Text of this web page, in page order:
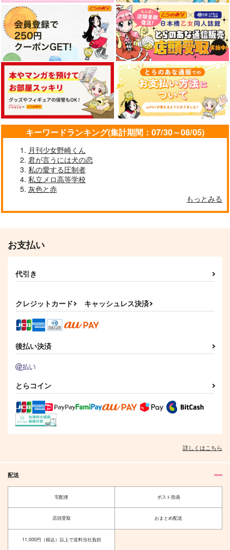
兎と幼児になりまして
【前編】
空音諒歌
629円（税込）
入間銃兎×観音坂独歩
サンプル
作品詳細
アダージョプリモアモ
ーレ
ごまだれ
707円（税込）
入間銃兎×観音坂独歩
サンプル
作品詳細
ミッション！左銃をく
っつけろ！
3SAI
880円（税込）
碧棺左馬刻×入間銃兎
サンプル
作品詳細
No night lasts foreve
787円（税込）
大和敢助×上原由衣
サンプル
597円（税込）
Today Tomorrow and
Forever
315円（税込）
FOREVER YOU!
乳酸菌そーだー
レオナ×女監督生
想ふ
605
嘴平伊之助×神崎アオイ
専売 629円
ヒプノシスマイク
碧棺左馬刻×入間銃兎
サンプル
カート
ヒプノシスマイク
入間銃兎
波羅夷空却
サンプル
カート
ヒプノシスマイク
伊弉冉一二三
観音坂独歩
入間銃兎
サンプル
カート
地団駄ジャーニー
専売 1,200円（税込）
ヒプノシスマイク
サンプル
飴村乱数×毒島メイソン理鶯
りおーさんといっし
ょ！
毒島メイソン理鶯
海辺の街には雪が降る
ヒプノシスマイク
碧棺左馬刻×入間銃兎
サンプル
432
碧棺左馬刻×入間銃兎
サンプル
勝手に死ぬな!!
まるのうち
サンプル
キーワードランキング(集計期間：07/30～08/05)
月刊少女野崎くん
君が言うには犬の恋
私の愛する圧制者
私立メロ高等学校
灰色と赤
もっとみる
お支払い
代引き
クレジットカード キャッシュレス決済
後払い決済
とらコイン
詳しくはこちら
配送
宅配便 ポスト投函
店頭受取 おまとめ配送
11,000円（税込）以上で送料当社負担